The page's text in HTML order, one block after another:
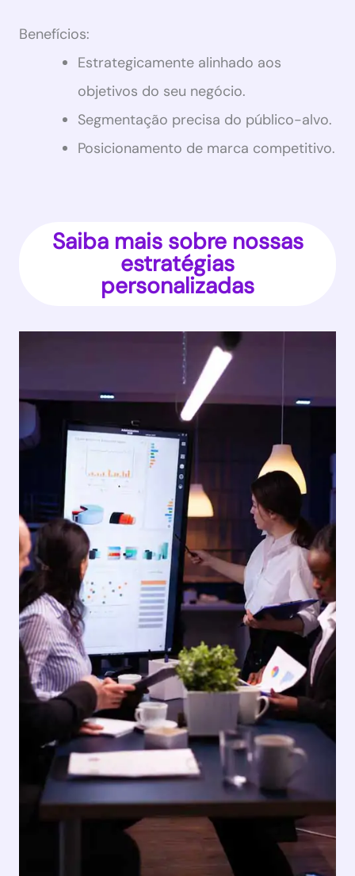
Benefícios:
Estrategicamente alinhado aos
objetivos do seu negócio.
Segmentação precisa do público-alvo.
Posicionamento de marca competitivo.
Saiba mais sobre nossas
estratégias
personalizadas